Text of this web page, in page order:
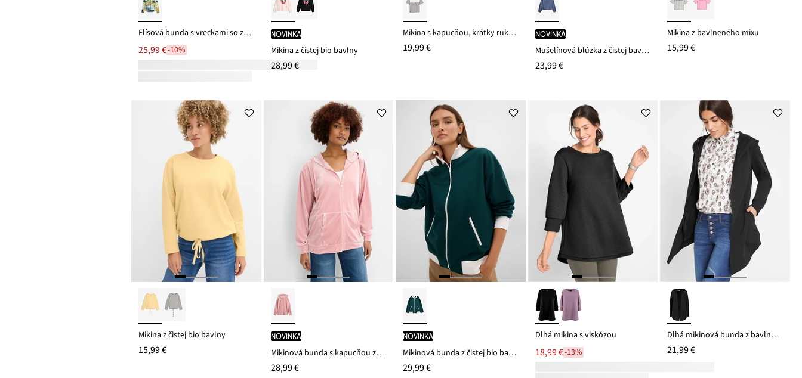
Flísová bunda s vreckami so zapínaním na zips
25,99 €-10%
novinka
Mikina z čistej bio bavlny
28,99 €
Mikina s kapucňou, krátky rukáv, z čistej bio bavlny
19,99 €
novinka
Mušelínová blúzka z čistej bavlny
23,99 €
Mikina z bavlneného mixu
15,99 €
Mikina z čistej bio bavlny
15,99 €
novinka
Mikinová bunda s kapucňou zo zamatu
28,99 €
novinka
Mikinová bunda z čistej bio bavlny
29,99 €
Dlhá mikina s viskózou
18,99 €-13%
Dlhá mikinová bunda z bavlneného mixu
21,99 €